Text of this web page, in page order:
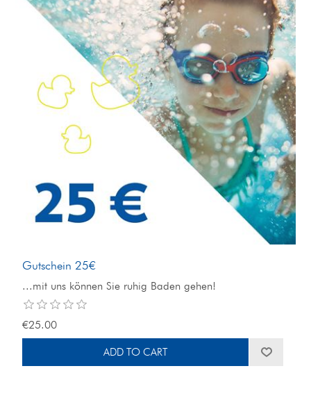
Gutschein 25€
...mit uns können Sie ruhig Baden gehen!
€25.00